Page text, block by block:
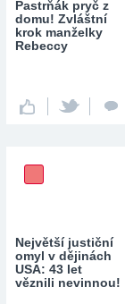
Pastrňák pryč z
domu! Zvláštní
krok manželky
Rebeccy
Největší justiční
omyl v dějinách
USA: 43 let
věznili nevinnou!